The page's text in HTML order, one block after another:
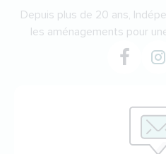
Depuis plus de 20 ans,
les aménagements pour